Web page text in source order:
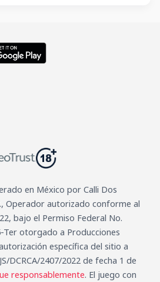
en México por Calli Dos
Operador autorizado conforme al
bajo el Permiso Federal No.
Ter otorgado a Producciones
específica del sitio a
DCRCA/2407/2022 de fecha 1 de
responsablemente. El juego con